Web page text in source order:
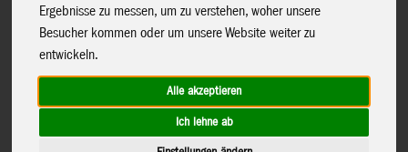
Ergebnisse zu messen, um zu verstehen, woher unsere
Besucher kommen oder um unsere Website weiter zu
entwickeln.
Alle akzeptieren
Ich lehne ab
Home>Spielwaren>Konstruktion>Metal Earth>
>Harry Potter